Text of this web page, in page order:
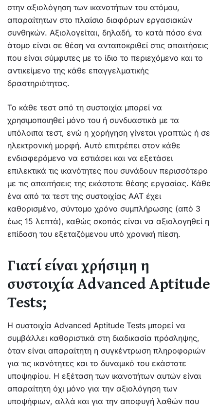
στην αξιολόγηση των ικανοτήτων του ατόμου,
απαραίτητων στο πλαίσιο διαφόρων εργασιακών
συνθηκών. Αξιολογείται, δηλαδή, το κατά πόσο ένα
άτομο είναι σε θέση να ανταποκριθεί στις απαιτήσεις
που είναι σύμφυτες με το ίδιο το περιεχόμενο και το
αντικείμενο της κάθε επαγγελματικής
δραστηριότητας.
Το κάθε τεστ από τη συστοιχία μπορεί να
χρησιμοποιηθεί μόνο του ή συνδυαστικά με τα
υπόλοιπα τεστ, ενώ η χορήγηση γίνεται γραπτώς ή σε
ηλεκτρονική μορφή. Αυτό επιτρέπει στον κάθε
ενδιαφερόμενο να εστιάσει και να εξετάσει
επιλεκτικά τις ικανότητες που συνάδουν περισσότερο
με τις απαιτήσεις της εκάστοτε θέσης εργασίας. Κάθε
ένα από τα τεστ της συστοιχίας ΑΑΤ έχει
καθορισμένο, σύντομο χρόνο συμπλήρωσης (από 3
έως 15 λεπτά), καθώς σκοπός είναι να αξιολογηθεί η
επίδοση του εξεταζόμενου υπό χρονική πίεση.
Γιατί είναι χρήσιμη η
συστοιχία Advanced Aptitude
Tests;
Η συστοιχία Advanced Aptitude Tests μπορεί να
συμβάλλει καθοριστικά στη διαδικασία πρόσληψης,
όταν είναι απαραίτητη η συγκέντρωση πληροφοριών
για τις ικανότητες και το δυναμικό του εκάστοτε
υποψηφίου. Η εξέταση των ικανοτήτων αυτών είναι
απαραίτητη όχι μόνο για την αξιολόγηση των
υποψήφιων, αλλά και για την αποφυγή λαθών που